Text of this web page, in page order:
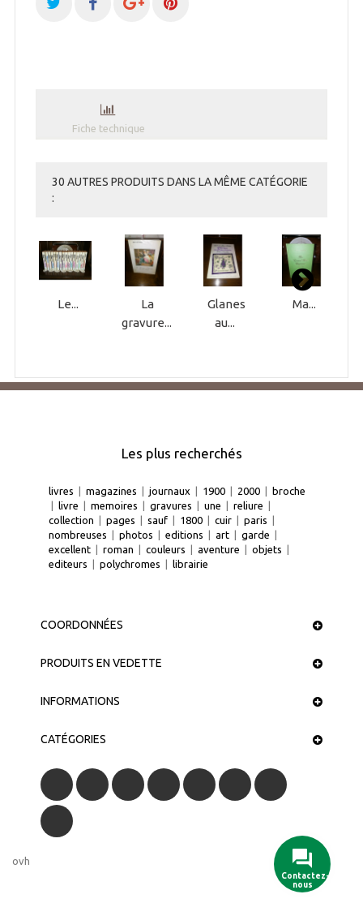
Fiche technique
30 AUTRES PRODUITS DANS LA MÊME CATÉGORIE
:
Le...
La
gravure...
Glanes
au...
Ma...
Les plus recherchés
livres | magazines | journaux | 1900 | 2000 | broche
| livre | memoires | gravures | une | reliure |
collection | pages | sauf | 1800 | cuir | paris |
nombreuses | photos | editions | art | garde |
excellent | roman | couleurs | aventure | objets |
editeurs | polychromes | librairie
COORDONNÉES
PRODUITS EN VEDETTE
INFORMATIONS
CATÉGORIES
Contactez-
nous
ovh